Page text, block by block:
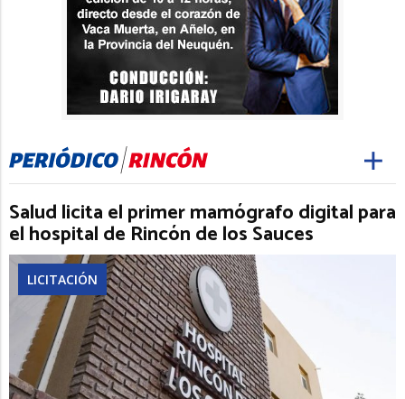
Salud licita el primer mamógrafo digital para
el hospital de Rincón de los Sauces
LICITACIÓN